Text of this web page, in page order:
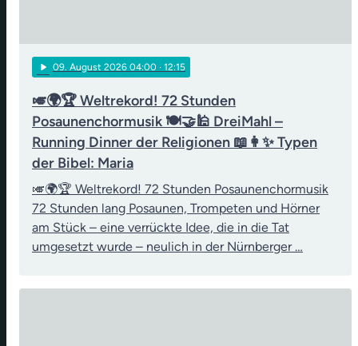
play_arrow 09. August 2026 04:00 · 12:15
🎺🌍🏆 Weltrekord! 72 Stunden
Posaunenchormusik 🍽️🤝🕌 DreiMahl –
Running Dinner der Religionen 📖👩✨ Typen
der Bibel: Maria
🎺🌍🏆 Weltrekord! 72 Stunden Posaunenchormusik
72 Stunden lang Posaunen, Trompeten und Hörner
am Stück – eine verrückte Idee, die in die Tat
umgesetzt wurde – neulich in der Nürnberger …